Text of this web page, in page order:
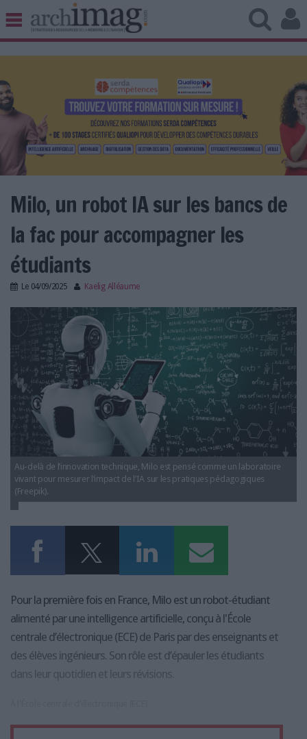
BIBLIOTHÈQUE ÉDITION
UNIVERS DATA
TRAVAIL COLLABORATIF
VIE NUMÉRIQUE
NUMÉRIQUE RESPONSABLE
LES DOSSIERS
LES NEWSLETTERS
LE MAGAZINE
LES GUIDES PRATIQUES
LES BASES DE DONNÉES
L'ESPACE EMPLOI
L'AGENDA
L'ANNUAIRE DES ACTEURS
LES LIVRES BLANCS
LES SUPPLÉMENTS
NOS OFFRES D'ABONNEMENTS
Milo, un robot IA sur les bancs de
la fac pour accompagner les
étudiants
Le 04/09/2025 Kaelig Alléaume
milo-robot-ia-bancs-fac-accompagner-
etudiants.jpg
Au-delà de l’innovation technique, Milo est pensé comme un laboratoire
vivant pour mesurer l’impact de l’IA sur les pratiques pédagogiques
(Freepik).
Pour la première fois en France, Milo est un robot-étudiant
alimenté par une intelligence artificielle, conçu à l'École
centrale d’électronique (ECE) de Paris par des enseignants et
des élèves ingénieurs. Son rôle est d’épauler les étudiants
dans leur quotidien et leurs révisions.